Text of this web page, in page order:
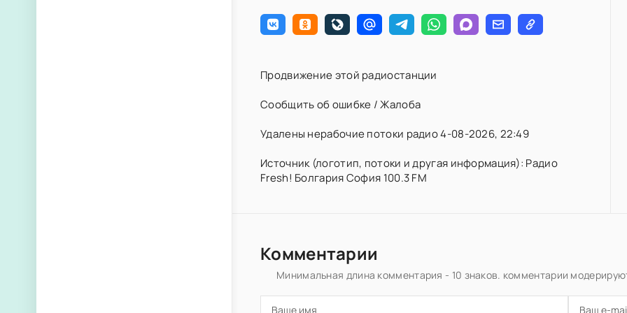
Продвижение этой радиостанции
Сообщить об ошибке / Жалоба
Удалены нерабочие потоки радио 4-08-2026, 22:49
Источник (логотип, потоки и другая информация): Радио
Fresh! Болгария София 100.3 FM
Комментарии
Минимальная длина комментария - 10 знаков. комментарии